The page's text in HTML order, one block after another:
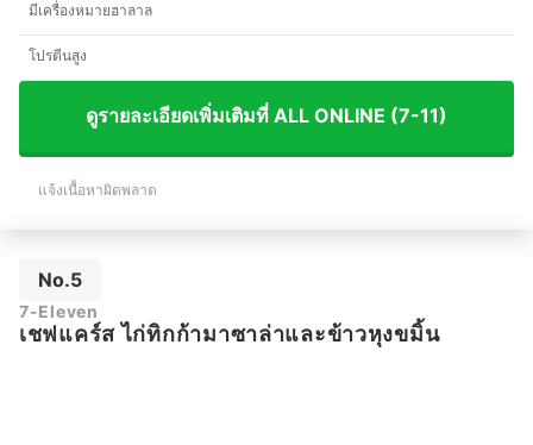
มีเครื่องหมายฮาลาล
โปรตีนสูง
ดูรายละเอียดเพิ่มเติมที่ ALL ONLINE (7-11)
แจ้งเนื้อหาผิดพลาด
No.5
7-Eleven
เชฟแคร์ส ไก่ทิกก้ามาซาล่าและข้าวหุงขมิ้น